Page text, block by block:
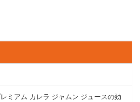
ミアム カレラ ジャムン ジュースの効